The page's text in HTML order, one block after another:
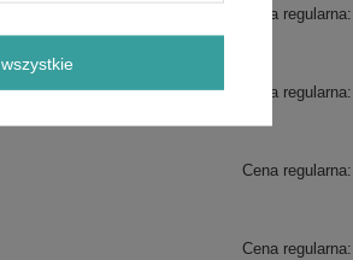
Cena regularna:
Cena regularna:
Cena regularna:
Cena regularna: